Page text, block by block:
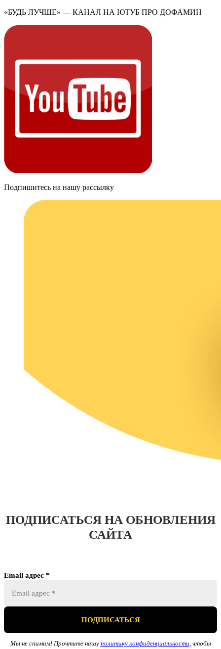
«БУДЬ ЛУЧШЕ» — КАНАЛ НА ЮТУБ ПРО ДОФАМИН
Подпишитесь на нашу рассылку
ПОДПИСАТЬСЯ НА ОБНОВЛЕНИЯ
САЙТА
Email адрес *
Мы не спамим! Прочтите нашу политику конфиденциальности, чтобы